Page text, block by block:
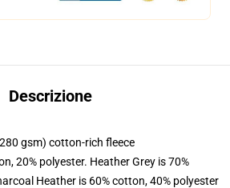
Descrizione
gsm) cotton-rich fleece
20% polyester. Heather Grey is 70%
Heather is 60% cotton, 40% polyester